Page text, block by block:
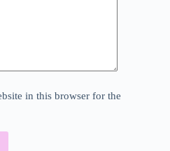
in this browser for the